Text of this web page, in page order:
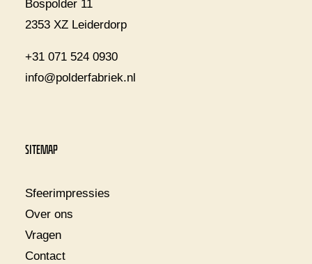
Bospolder 11
2353 XZ Leiderdorp
+31 071 524 0930
info@polderfabriek.nl
SITEMAP
Sfeerimpressies
Over ons
Vragen
Contact